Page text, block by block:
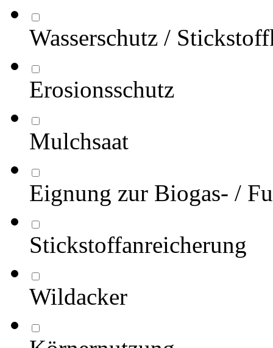
Wasserschutz /
Erosionsschutz
Mulchsaat
Eignung zur Biogas- /
Stickstoffanreicherung
Wildacker